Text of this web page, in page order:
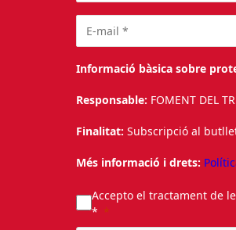
Informació bàsica sobre
Responsable: FOMENT DEL
Finalitat: Subscripció al
Més informació i drets:
Accepto el tractament de
*